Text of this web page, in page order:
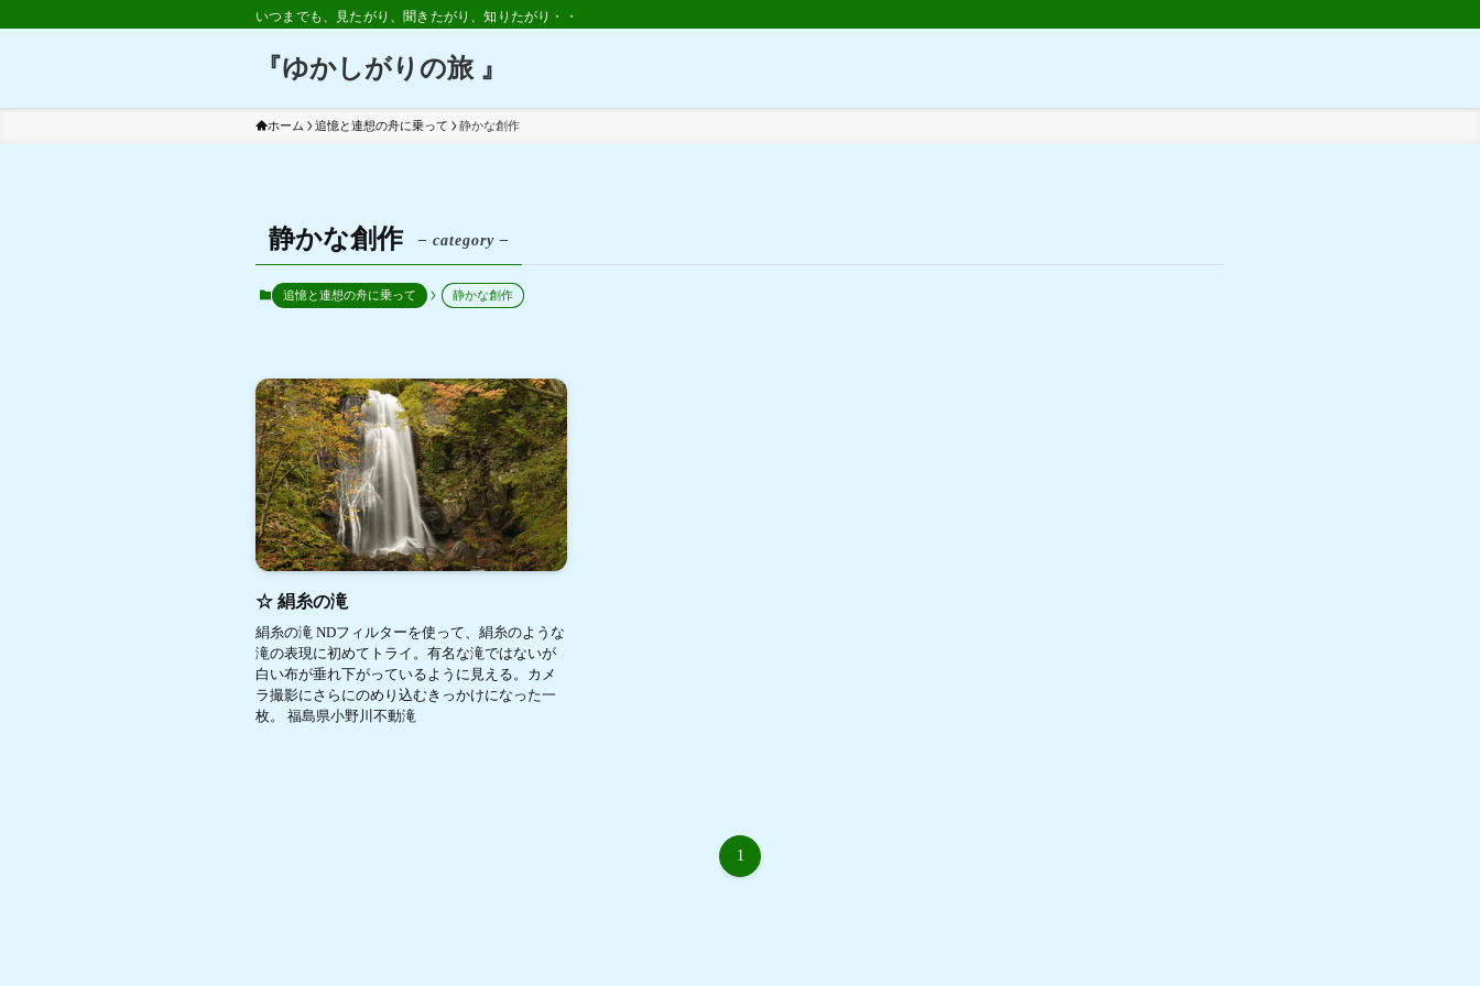
いつまでも、見たがり、聞きたがり、知りたがり・・
『ゆかしがりの旅 』
ホーム 追憶と連想の舟に乗って 静かな創作
静かな創作 – category –
追憶と連想の舟に乗って 静かな創作
☆ 絹糸の滝
絹糸の滝 NDフィルターを使って、絹糸のような
滝の表現に初めてトライ。有名な滝ではないが
白い布が垂れ下がっているように見える。カメ
ラ撮影にさらにのめり込むきっかけになった一
枚。 福島県小野川不動滝
1